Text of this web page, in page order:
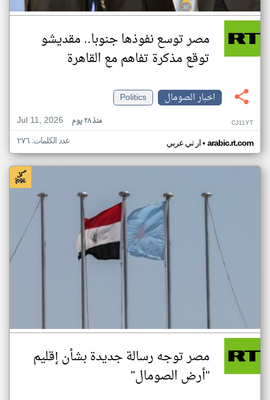
مصر توسع نفوذها جنوبا.. مقديشو
توقع مذكرة تفاهم مع القاهرة
اخبار الصومال
Politics
Jul 11, 2026
منذ ٢٨ يوم CJ11YT
ار تي عربي• arabic.rt.com عدد الكلمات: ٢٧٦
مصر توجه رسالة جديدة بشأن إقليم
"أرض الصومال"